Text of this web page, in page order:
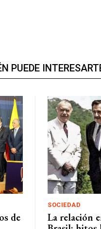
PUEDE
de
SOCIEDAD
La relación